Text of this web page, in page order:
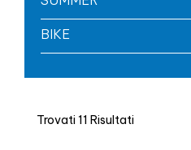
BIKE
Trovati 11 Risultati